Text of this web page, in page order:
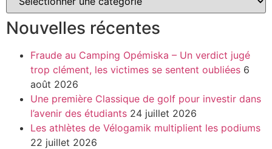
Nouvelles récentes
Fraude au Camping Opémiska – Un verdict jugé
trop clément, les victimes se sentent oubliées 6
août 2026
Une première Classique de golf pour investir dans
l’avenir des étudiants 24 juillet 2026
Les athlètes de Vélogamik multiplient les podiums
22 juillet 2026